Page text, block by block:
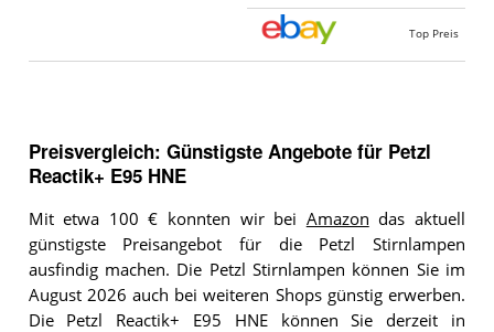
Top Preis
Preisvergleich: Günstigste Angebote für Petzl
Reactik+ E95 HNE
Mit etwa 100 € konnten wir bei Amazon das aktuell
günstigste Preisangebot für die Petzl Stirnlampen
ausfindig machen. Die Petzl Stirnlampen können Sie im
August 2026 auch bei weiteren Shops günstig erwerben.
Die Petzl Reactik+ E95 HNE können Sie derzeit in